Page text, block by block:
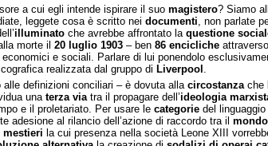
a cui egli intende ispirare il suo magistero? Siamo
leggete cosa è scritto nei documenti, non parlate
illuminato che avrebbe affrontato la questione
morte il 20 luglio 1903 – ben 86 encicliche
economici e sociali. Parlare di lui ponendolo
realizzata dal gruppo di Liverpool .
alle definizioni conciliari – è dovuta alla circostanzache
una terza viatra il propagare dell’ideologia
e il proletariato. Per usare le categorie del
adesione al rilancio dell’azione di raccordo tra il
mestieri la cui presenza nella società Leone XIII